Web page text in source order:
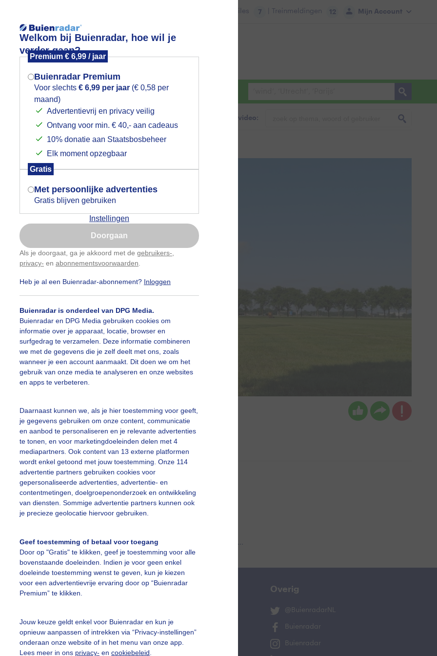
Welkom bij Buienradar, hoe wil je
verder gaan?
Premium € 6,99 / jaar
Buienradar Premium
Voor slechts € 6,99 per jaar (€ 0,58 per
maand)
Advertentievrij en privacy veilig
Ontvang voor min. € 40,- aan cadeaus
10% donatie aan Staatsbosbeheer
Elk moment opzegbaar
Gratis
Met persoonlijke advertenties
Gratis blijven gebruiken
Instellingen
Doorgaan
Als je doorgaat, ga je akkoord met de gebruikers-
privacy- en abonnementsvoorwaarden
Heb je al een Buienradar-abonnement? Inloggen
Buienradar is onderdeel van DPG Media.
Buienradar en DPG Media gebruiken cookies om
informatie over je apparaat, locatie, browser en
surfgedrag te verzamelen. Deze informatie combineren
we met de gegevens die je zelf deelt met ons, zoals
wanneer je een account aanmaakt. Dit doen we om het
gebruik van onze media te analyseren en onze websites
en apps te verbeteren.
Daarnaast kunnen we, als je hier toestemming voor geeft,
je gegevens gebruiken om onze content, communicatie
en aanbod te personaliseren en je relevante advertenties
te tonen, en voor marketingdoeleinden delen met 4
mediapartners. Ook content van 13 externe platformen
wordt enkel getoond met jouw toestemming. Onze 114
advertentie partners gebruiken cookies voor
gepersonaliseerde advertenties, advertentie- en
contentmetingen, doelgroepenonderzoek en ontwikkeling
van diensten. Sommige advertentie partners kunnen ook
je precieze geolocatie hiervoor gebruiken.
Geef toestemming of betaal voor toegang
Door op "Gratis" te klikken, geef je toestemming voor alle
bovenstaande doeleinden. Indien je voor geen enkel
doeleinde toestemming wenst te geven, kun je kiezen
voor een advertentievrije ervaring door op “Buienradar
Premium” te klikken.
Jouw keuze geldt enkel voor Buienradar en kun je
opnieuw aanpassen of intrekken via “Privacy-instellingen”
onderaan onze website of in het menu van onze app.
Lees meer in ons privacy- en cookiebeleid
Mijn Account
Files 7 | Treinmeldingen 12
Foto en video Weerzine
Zoeken in foto & video:
Jolanda Pelkmans Gemaakt: 17-05-2025, 28x bekeken
Sproeien Zon
slideshow
Een moment geduld aub...
vragen
Mijn weer Overig
@BuienradarNL
Buienradar
Buienradar
Mogen we je locatie gebruiken voor
het weer?
Indien je hier nog geen akkoord op hebt
gegeven, verschijnt er zo een pop-up uit
je browser waarin deze toestemming
gevraagd wordt.
Is goed, toon de popup
Nu niet, misschien later
Gebruik je Safari en wil je niet elke dag deze pop-up
Klikhierom dit aan te passen